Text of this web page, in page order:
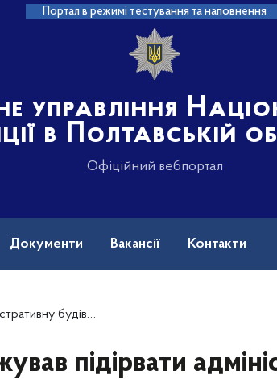
Портал в режимі тестування та наповнення
управління
в Полтавській
Офіційний вебпортал
Документи Вакансії Контакти
та затримала правопорушника
підірвати